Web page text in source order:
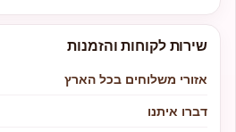
שירות לקוחות והזמנות
אזורי משלוחים בכל הארץ
דברו איתנו